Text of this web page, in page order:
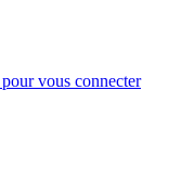
vous connecter